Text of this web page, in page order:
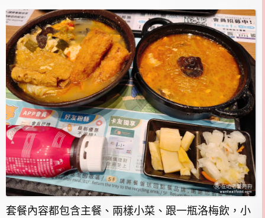
套餐內容都包含主餐、兩樣小菜、跟一瓶洛梅飲，小